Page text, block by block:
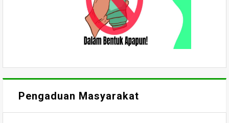
Pengaduan Masyarakat